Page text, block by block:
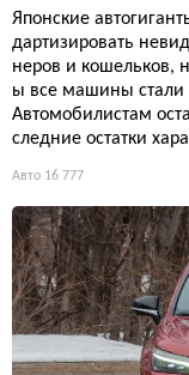
Японские
дартизировать
неров и кошельков,
ы все машины стали
Автомобилистам
следние остатки
Авто 16 777